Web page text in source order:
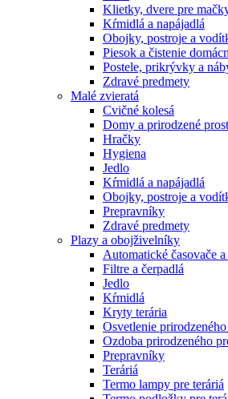
Klietky, dvere pre
Kŕmidlá a napájadlá
Obojky, postroje a
Piesok a čistenie
Postele, prikrývky a
Zdravé predmety
Malé zvieratá
Cvičné kolesá
Domy a prirodzené
Hračky
Hygiena
Jedlo
Kŕmidlá a napájadlá
Obojky, postroje a
Prepravníky
Zdravé predmety
Plazy a obojživelníky
Automatické časovače
Filtre a čerpadlá
Jedlo
Kŕmidlá
Kryty terária
Osvetlenie
Ozdoba prirodzeného
Prepravníky
Teráriá
Termo lampy pre teráriá